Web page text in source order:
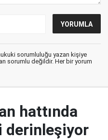
sorumluluğu yazan kişiye
sorumlu değildir. Her bir yorum
hattında
derinleşiyor